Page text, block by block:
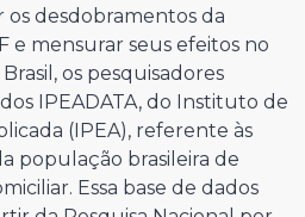
desdobramentos da
e mensurar seus efeitos no
os pesquisadores
IPEADATA, do Instituto de
(IPEA), referente às
população brasileira de
Essa base de dados